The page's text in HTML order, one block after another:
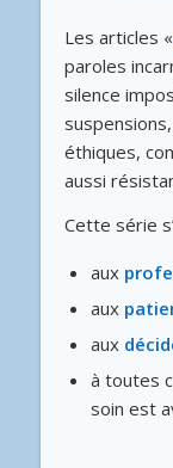
Les articles «
paroles
silence
éthiques,
aussi
Cette série
aux
aux
aux
à toutes
soin est